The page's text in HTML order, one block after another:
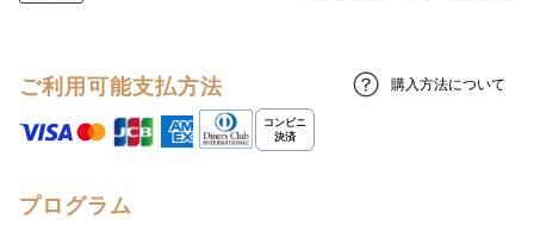
ご利用可能支払方法 購入方法について
プログラム